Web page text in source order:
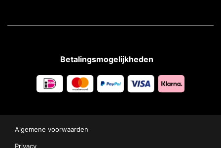
Betalingsmogelijkheden
Algemene voorwaarden
Privacy